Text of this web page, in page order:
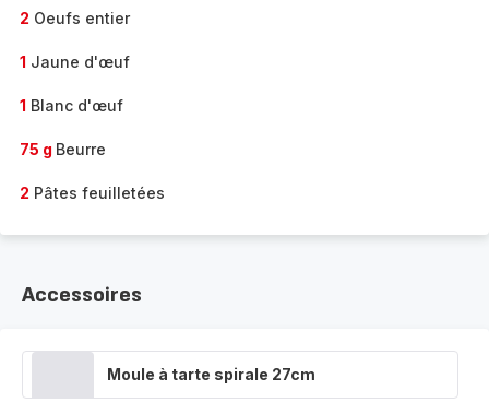
2 Oeufs entier
1 Jaune d'œuf
1 Blanc d'œuf
75 g Beurre
2 Pâtes feuilletées
Accessoires
Moule à tarte spirale 27cm